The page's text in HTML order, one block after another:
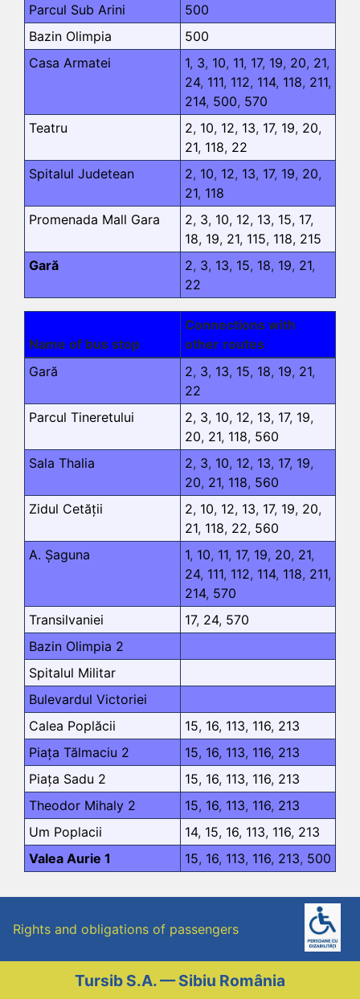
Parcul Sub Arini
500
Bazin Olimpia
500
Casa Armatei
1, 3, 10, 11, 17, 19, 20, 21,
24, 111, 112, 114, 118, 211,
214, 500, 570
Teatru
2, 10, 12, 13, 17, 19, 20,
21, 118, 22
Spitalul Judetean
2, 10, 12, 13, 17, 19, 20,
21, 118
Promenada Mall Gara
2, 3, 10, 12, 13, 15, 17,
18, 19, 21, 115, 118, 215
Gară
2, 3, 13, 15, 18, 19, 21,
22
Name of bus stop
Connections with
other routes
Gară
2, 3, 13, 15, 18, 19, 21,
22
Parcul Tineretului
2, 3, 10, 12, 13, 17, 19,
20, 21, 118, 560
Sala Thalia
2, 3, 10, 12, 13, 17, 19,
20, 21, 118, 560
Zidul Cetății
2, 10, 12, 13, 17, 19, 20,
21, 118, 22, 560
A. Șaguna
1, 10, 11, 17, 19, 20, 21,
24, 111, 112, 114, 118, 211,
214, 570
Transilvaniei
17, 24, 570
Bazin Olimpia 2
Spitalul Militar
Bulevardul Victoriei
Calea Poplăcii
15, 16, 113, 116, 213
Piața Tălmaciu 2
15, 16, 113, 116, 213
Piața Sadu 2
15, 16, 113, 116, 213
Theodor Mihaly 2
15, 16, 113, 116, 213
Um Poplacii
14, 15, 16, 113, 116, 213
Valea Aurie 1
15, 16, 113, 116, 213, 500
Rights and obligations of passengers
Tursib S.A. — Sibiu România